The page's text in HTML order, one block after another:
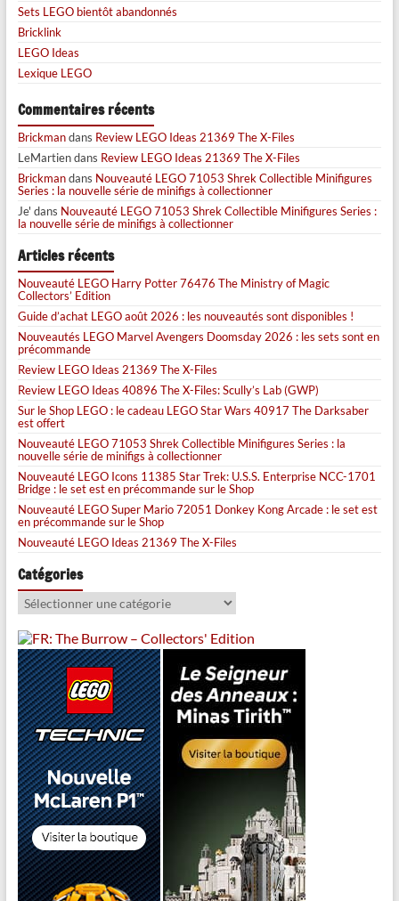
Sets LEGO bientôt abandonnés
Bricklink
LEGO Ideas
Lexique LEGO
Commentaires récents
Brickmandans Review LEGO Ideas 21369 The X-Files
LeMartiendans Review LEGO Ideas 21369 The X-Files
Brickmandans Nouveauté LEGO 71053 Shrek Collectible Minifigures
Series : la nouvelle série de minifigs à collectionner
Je' dans Nouveauté LEGO 71053 Shrek Collectible Minifigures Series :
la nouvelle série de minifigs à collectionner
Articles récents
Nouveauté LEGO Harry Potter 76476 The Ministry of Magic
Collectors’ Edition
Guide d’achat LEGO août 2026 : les nouveautés sont disponibles !
Nouveautés LEGO Marvel Avengers Doomsday 2026 : les sets sont en
précommande
Review LEGO Ideas 21369 The X-Files
Review LEGO Ideas 40896 The X-Files: Scully’s Lab (GWP)
Sur le Shop LEGO : le cadeau LEGO Star Wars 40917 The Darksaber
est offert
Nouveauté LEGO 71053 Shrek Collectible Minifigures Series : la
nouvelle série de minifigs à collectionner
Nouveauté LEGO Icons 11385 Star Trek: U.S.S. Enterprise NCC-1701
Bridge : le set est en précommande sur le Shop
Nouveauté LEGO Super Mario 72051 Donkey Kong Arcade : le set est
en précommande sur le Shop
Nouveauté LEGO Ideas 21369 The X-Files
Catégories
Catégories